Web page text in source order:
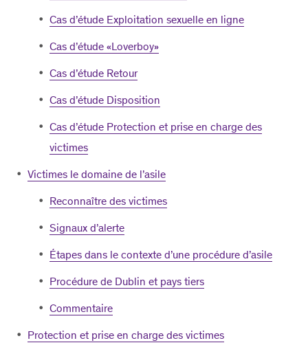
Cas d’étude Exploitation sexuelle en ligne
Cas d’étude «Loverboy»
Cas d’étude Retour
Cas d’étude Disposition
Cas d’étude Protection et prise en charge des
victimes
Victimes le domaine de l’asile
Reconnaître des victimes
Signaux d’alerte
Étapes dans le contexte d’une procédure d’asile
Procédure de Dublin et pays tiers
Commentaire
Protection et prise en charge des victimes